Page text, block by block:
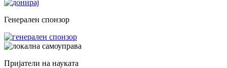
Генерален спонзор
Пријатели на науката